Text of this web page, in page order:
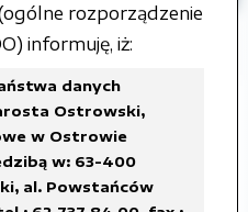
rozporządzenie
informuję, iż:
danych
Ostrowski,
w Ostrowie
w: 63-400
al. Powstańców
Spiżak
we wsi